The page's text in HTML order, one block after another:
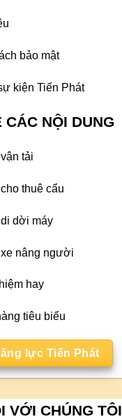
bảo mật
kiện Tiến Phát
CÁC NỘI DUNG
tải
thuê cẩu
dời máy
nâng người
hay
tiêu biểu
lực Tiến Phát
VỚI CHÚNG TÔI